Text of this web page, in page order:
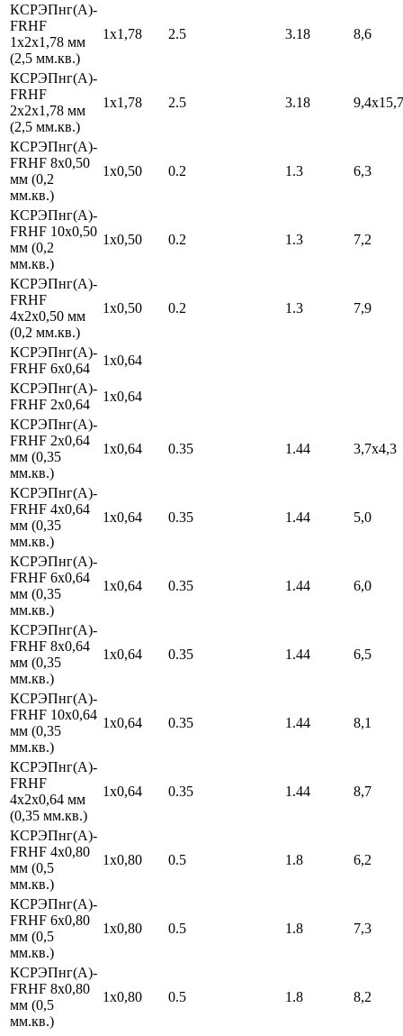
КСРЭПнг(А)-
FRHF
1х2х1,78 мм
(2,5 мм.кв.)
1х1,78 2.5 3.18 8,6
КСРЭПнг(А)-
FRHF
2х2х1,78 мм
(2,5 мм.кв.)
1х1,78 2.5 3.18 9,4х15,7
КСРЭПнг(А)-
FRHF 8х0,50
мм (0,2
мм.кв.)
1х0,50 0.2 1.3 6,3
КСРЭПнг(А)-
FRHF 10х0,50
мм (0,2
мм.кв.)
1х0,50 0.2 1.3 7,2
КСРЭПнг(А)-
FRHF
4х2х0,50 мм
(0,2 мм.кв.)
1х0,50 0.2 1.3 7,9
КСРЭПнг(А)-
FRHF 6х0,64
1х0,64
КСРЭПнг(А)-
FRHF 2х0,64
1х0,64
КСРЭПнг(А)-
FRHF 2х0,64
мм (0,35
мм.кв.)
1х0,64 0.35 1.44 3,7х4,3
КСРЭПнг(А)-
FRHF 4х0,64
мм (0,35
мм.кв.)
1х0,64 0.35 1.44 5,0
КСРЭПнг(А)-
FRHF 6х0,64
мм (0,35
мм.кв.)
1х0,64 0.35 1.44 6,0
КСРЭПнг(А)-
FRHF 8х0,64
мм (0,35
мм.кв.)
1х0,64 0.35 1.44 6,5
КСРЭПнг(А)-
FRHF 10х0,64
мм (0,35
мм.кв.)
1х0,64 0.35 1.44 8,1
КСРЭПнг(А)-
FRHF
4х2х0,64 мм
(0,35 мм.кв.)
1х0,64 0.35 1.44 8,7
КСРЭПнг(А)-
FRHF 4х0,80
мм (0,5
мм.кв.)
1х0,80 0.5 1.8 6,2
КСРЭПнг(А)-
FRHF 6х0,80
мм (0,5
мм.кв.)
1х0,80 0.5 1.8 7,3
КСРЭПнг(А)-
FRHF 8х0,80
мм (0,5
мм.кв.)
1х0,80 0.5 1.8 8,2